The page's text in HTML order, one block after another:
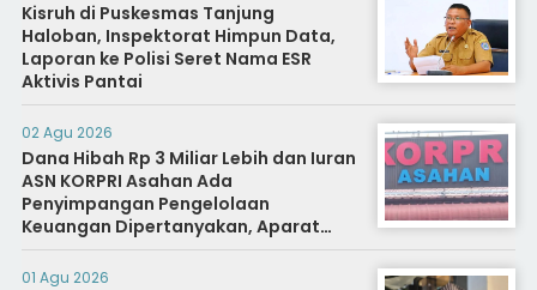
Kisruh di Puskesmas Tanjung
Haloban, Inspektorat Himpun Data,
Laporan ke Polisi Seret Nama ESR
Aktivis Pantai
02 Agu 2026
Dana Hibah Rp 3 Miliar Lebih dan Iuran
ASN KORPRI Asahan Ada
Penyimpangan Pengelolaan
Keuangan Dipertanyakan, Aparat
Diminta Segera Usut
01 Agu 2026